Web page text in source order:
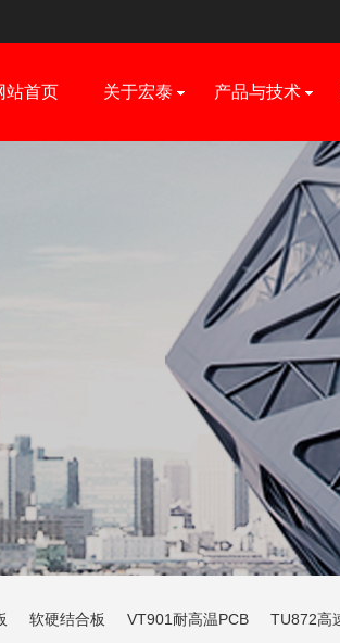
站首页 关于宏泰 产品与技术
软硬结合板 VT901耐高温PCB TU872高